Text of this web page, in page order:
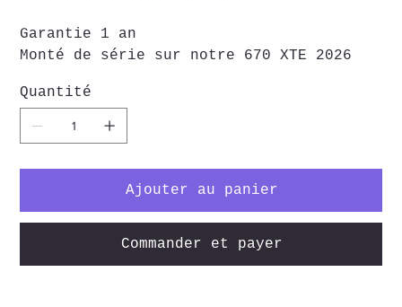
Garantie 1 an
Monté de série sur notre 670 XTE 2026
Quantité
Ajouter au panier
Commander et payer